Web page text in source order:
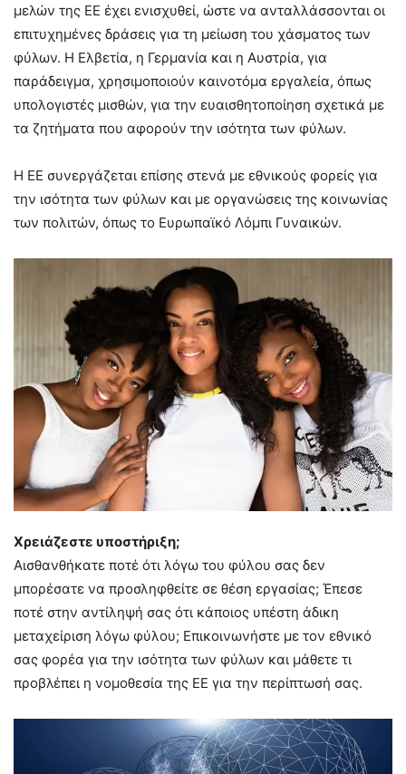
μελών της ΕΕ έχει ενισχυθεί, ώστε να ανταλλάσσονται οι
επιτυχημένες δράσεις για τη μείωση του χάσματος των
φύλων. Η Ελβετία, η Γερμανία και η Αυστρία, για
παράδειγμα, χρησιμοποιούν καινοτόμα εργαλεία, όπως
υπολογιστές μισθών, για την ευαισθητοποίηση σχετικά με
τα ζητήματα που αφορούν την ισότητα των φύλων.
Η ΕΕ συνεργάζεται επίσης στενά με εθνικούς φορείς για
την ισότητα των φύλων και με οργανώσεις της κοινωνίας
των πολιτών, όπως το Ευρωπαϊκό Λόμπι Γυναικών.
Χρειάζεστε υποστήριξη;
Αισθανθήκατε ποτέ ότι λόγω του φύλου σας δεν
μπορέσατε να προσληφθείτε σε θέση εργασίας; Έπεσε
ποτέ στην αντίληψή σας ότι κάποιος υπέστη άδικη
μεταχείριση λόγω φύλου; Επικοινωνήστε με τον εθνικό
σας φορέα για την ισότητα των φύλων και μάθετε τι
προβλέπει η νομοθεσία της ΕΕ για την περίπτωσή σας.